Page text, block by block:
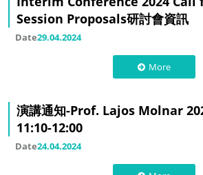
Session Proposals研討會資訊
Date29.04.2024
More
演講通知-Prof. Lajos Molnar
11:10-12:00
Date24.04.2024